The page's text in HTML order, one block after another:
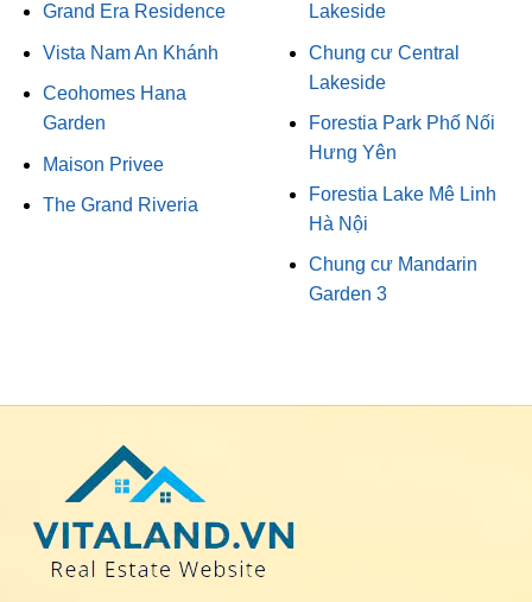
Grand Era Residence
Vista Nam An Khánh
Ceohomes Hana
Garden
Maison Privee
The Grand Riveria
Lakeside
Chung cư Central
Lakeside
Forestia Park Phố Nối
Hưng Yên
Forestia Lake Mê Linh
Hà Nội
Chung cư Mandarin
Garden 3